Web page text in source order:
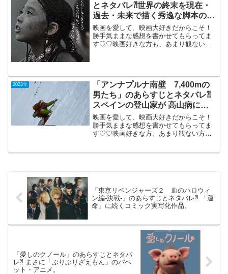
とネタバレ⁈世界の終末を現在・
過去・未来で描く秀逸な脚本の近
未来SF。
映画を愛して、映画大好きだからこそ！
勝手気ままな感想を書かせてもらってま
す♡♡映画好きな方も、あまり観ない方
未...
2023年
「アンナプルナ南壁 7,400mの
男たち」のあらすじとネタバレ⁈
スペインの登山家が 高山病にな
り、 動けなくなる。。。
映画を愛して、映画大好きだからこそ！
勝手気ままな感想を書かせてもらってま
す♡♡映画好きな方、あまり観ない方
「東京リベンジャーズ２ 血のハロウィ
ン編‐決戦‐」のあらすじとネタバレ⁈ 「運
命」に続くコミック実写化作品。
「愛しのクノール」のあらすじとネタバ
レ⁈ まさに「ぶりぶりざえもん」のパペ
ット・アニメ。